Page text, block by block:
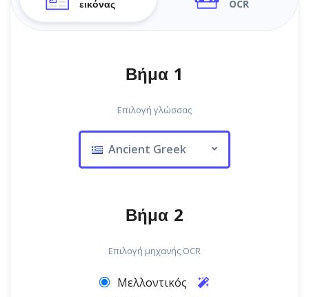
εικόνας
OCR
Βήμα 1
Επιλογή γλώσσας
Ancient Greek
Βήμα 2
Επιλογή μηχανής OCR
Μελλοντικός